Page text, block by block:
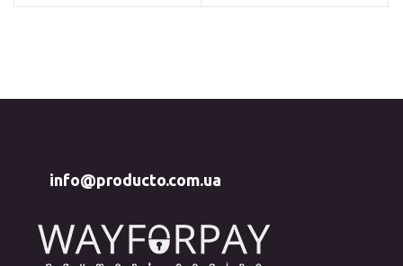
info@producto.com.ua